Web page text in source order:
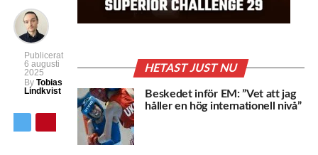
Publicerat
6 augusti
2025
By Tobias
Lindkvist
HETAST JUST NU
Beskedet inför EM: ”Vet att jag
håller en hög internationell nivå”